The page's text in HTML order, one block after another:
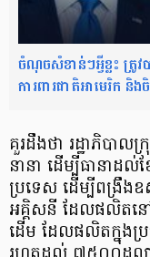
ចំណុចសំខាន់ៗអ្វីខ្លះ ត្រូវ
ការពារជាតិអាមេរិក និ
គួរដឹងថា រដ្ឋាភិបាល​
នានា ​ដើម្បី​ធានា​ដល់​ខ្
ប្រទេស ​ដើម្បីពង្រឹង​
អគ្គិសនី​ ​​ដែល​ផលិត​នៅអ
ដើម ​ដែល​ផលិត​ក្នុងប្